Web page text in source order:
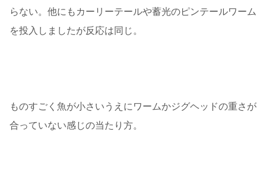
らない。他にもカーリーテールや蓄光のピンテールワーム
を投入しましたが反応は同じ。
ものすごく魚が小さいうえにワームかジグヘッドの重さが
合っていない感じの当たり方。